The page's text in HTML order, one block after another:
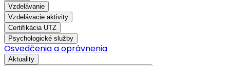
Vzdelávanie
Vzdelávacie aktivity
Certifikácia UTZ
Psychologické služby
Osvedčenia a oprávnenia
Aktuality